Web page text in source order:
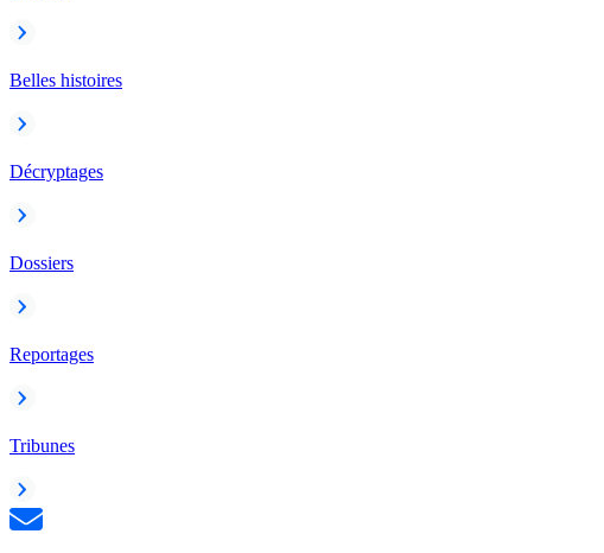
Belles histoires
Décryptages
Dossiers
Reportages
Tribunes